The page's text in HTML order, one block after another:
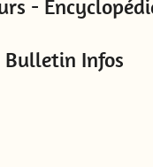
-
Infos